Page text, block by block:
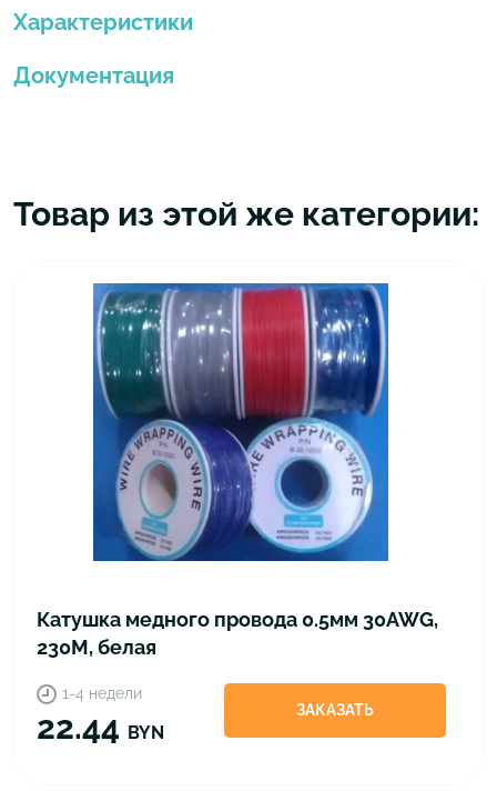
Характеристики
Документация
Товар из этой же категории:
Катушка медного провода 0.5мм 30AWG,
230М, белая
1-4 недели
22.44 BYN
ЗАКАЗАТЬ